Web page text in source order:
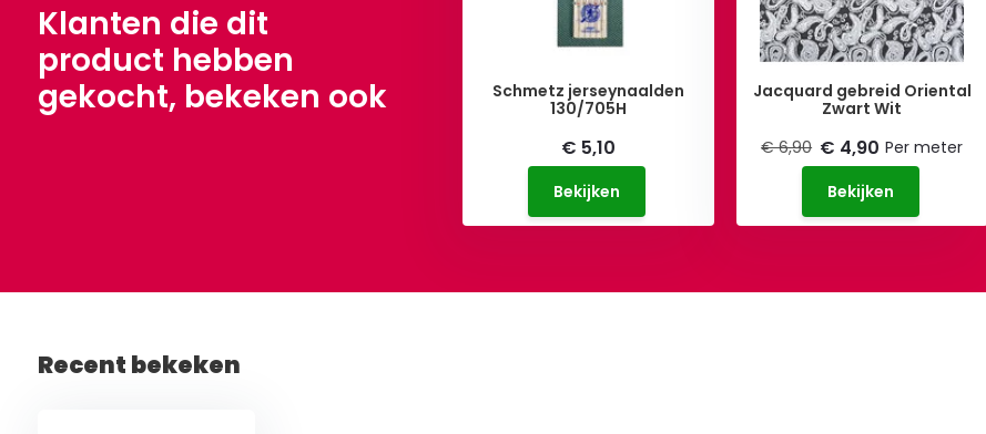
Klanten die dit
product hebben
gekocht, bekeken ook
Schmetz jerseynaalden
130/705H
€ 5,10
Bekijken
Jacquard gebreid Oriental
Zwart Wit
€ 6,90 € 4,90 Per meter
Bekijken
Recent bekeken